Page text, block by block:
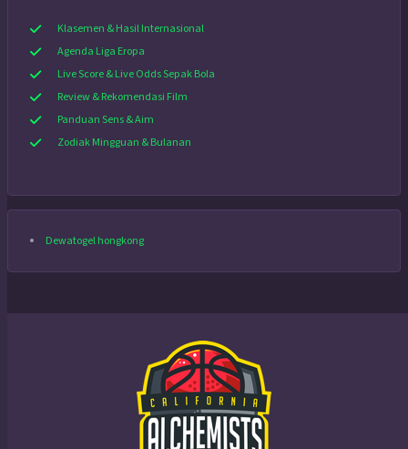
Klasemen & Hasil Internasional
Agenda Liga Eropa
Live Score & Live Odds Sepak Bola
Review & Rekomendasi Film
Panduan Sens & Aim
Zodiak Mingguan & Bulanan
Dewatogel hongkong